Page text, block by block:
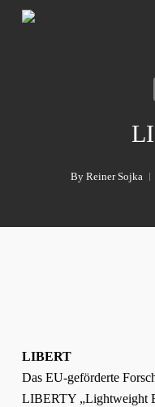
Skip
By Reiner Sojka
LIBERT
Das EU-geförderte
LIBERTY „Lightweight